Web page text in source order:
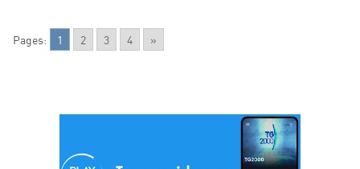
Pages: 1 2 3 4 »